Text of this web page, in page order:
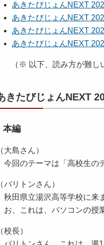
あきたびじょんNEXT
あきたびじょんNEXT
あきたびじょんNEXT
あきたびじょんNEXT
（※ 以下、読み方が難し
きたびじょんNEXT
本編
（大島さん）
今回のテーマは「高校生の
（バリトンさん）
秋田県立湯沢高等学校に来
お、これは、パソコンの授
（校長）